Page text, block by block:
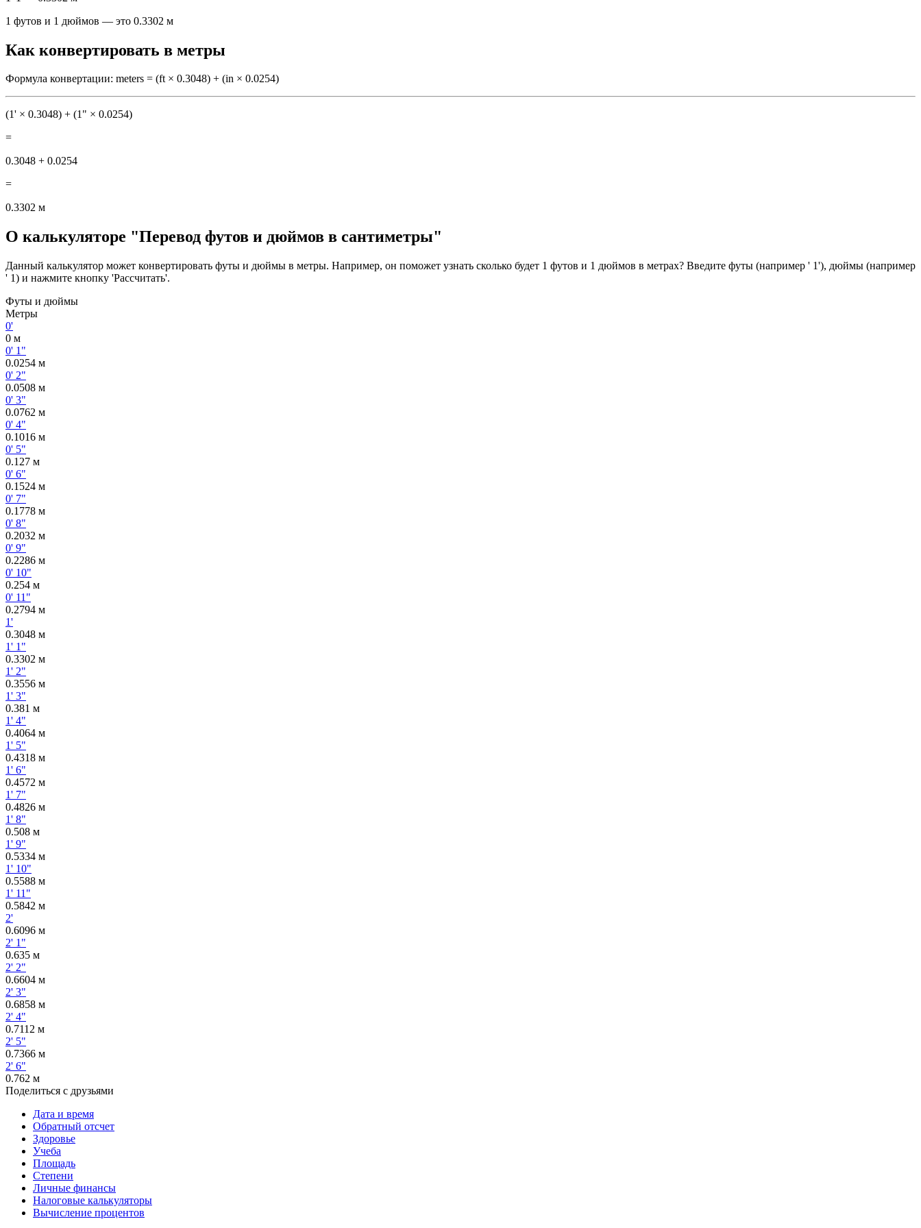
1 футов и 1 дюймов — это 0.3302 м
Как конвертировать в метры
Формула конвертации: meters = (ft × 0.3048) + (in × 0.0254)
(1' × 0.3048) + (1" × 0.0254)
=
0.3048 + 0.0254
=
0.3302 м
О калькуляторе "Перевод футов и дюймов в сантиметры"
Данный калькулятор может конвертировать футы и дюймы в метры. Например, он поможет узнать сколько будет 1 футов и 1 дюймов в метрах? Введите футы (например ' 1'), дюймы (например
' 1) и нажмите кнопку 'Рассчитать'.
Футы и дюймы
Метры
0'
0 м
0' 1"
0.0254 м
0' 2"
0.0508 м
0' 3"
0.0762 м
0' 4"
0.1016 м
0' 5"
0.127 м
0' 6"
0.1524 м
0' 7"
0.1778 м
0' 8"
0.2032 м
0' 9"
0.2286 м
0' 10"
0.254 м
0' 11"
0.2794 м
1'
0.3048 м
1' 1"
0.3302 м
1' 2"
0.3556 м
1' 3"
0.381 м
1' 4"
0.4064 м
1' 5"
0.4318 м
1' 6"
0.4572 м
1' 7"
0.4826 м
1' 8"
0.508 м
1' 9"
0.5334 м
1' 10"
0.5588 м
1' 11"
0.5842 м
2'
0.6096 м
2' 1"
0.635 м
2' 2"
0.6604 м
2' 3"
0.6858 м
2' 4"
0.7112 м
2' 5"
0.7366 м
2' 6"
0.762 м
Поделиться с друзьями
Дата и время
Обратный отсчет
Здоровье
Учеба
Площадь
Степени
Личные финансы
Налоговые калькуляторы
Вычисление процентов